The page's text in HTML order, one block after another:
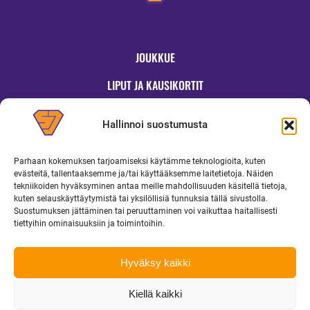
Hallinnoi suostumusta
Parhaan kokemuksen tarjoamiseksi käytämme teknologioita, kuten
evästeitä, tallentaaksemme ja/tai käyttääksemme laitetietoja. Näiden
tekniikoiden hyväksyminen antaa meille mahdollisuuden käsitellä tietoja,
kuten selauskäyttäytymistä tai yksilöllisiä tunnuksia tällä sivustolla.
Suostumuksen jättäminen tai peruuttaminen voi vaikuttaa haitallisesti
tiettyihin ominaisuuksiin ja toimintoihin.
Hyväksy kaikki
Kiellä kaikki
JOUKKUE
LIPUT JA KAUSIKORTIT
OTTELUINFO
UUTISET
YRITYKSILLE
MEDIALLE